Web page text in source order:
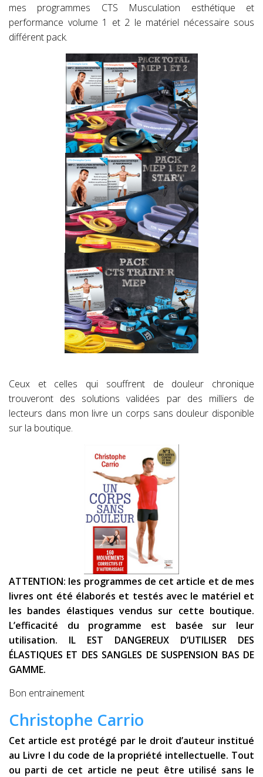
mes programmes CTS Musculation esthétique et
performance volume 1 et 2 le matériel nécessaire sous
différent pack.
Ceux et celles qui souffrent de douleur chronique
trouveront des solutions validées par des milliers de
lecteurs dans mon livre un corps sans douleur disponible
sur la boutique.
ATTENTION: les programmes de cet article et de mes
livres ont été élaborés et testés avec le matériel et
les bandes élastiques vendus sur cette boutique.
L’efficacité du programme est basée sur leur
utilisation. IL EST DANGEREUX D’UTILISER DES
ÉLASTIQUES ET DES SANGLES DE SUSPENSION BAS DE
GAMME.
Bon entrainement
Christophe Carrio
Cet article est protégé par le droit d’auteur institué
au Livre I du code de la propriété intellectuelle. Tout
ou parti de cet article ne peut être utilisé sans le